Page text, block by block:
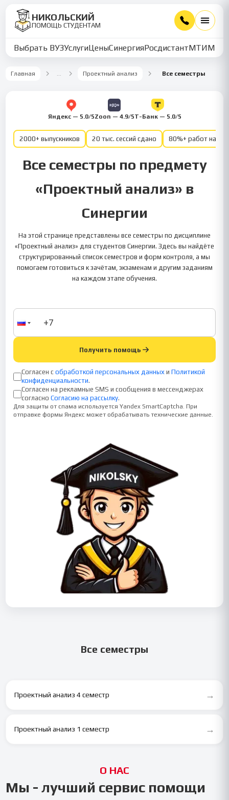
НИКОЛЬСКИЙ
ПОМОЩЬ СТУДЕНТАМ
Выбрать ВУЗУслугиЦеныСинергияРосдистантМТИММУ
Главная … Проектный анализ Все семестры
Яндекс — 5.0/5Zoon — 4.9/5Т-Банк — 5.0/5
2000+ выпускников 20 тыс. сессий сдано 80%+ работ на
Все семестры по предмету
«Проектный анализ» в
Синергии
На этой странице представлены все семестры по дисциплине
«Проектный анализ» для студентов Синергии. Здесь вы найдёте
структурированный список семестров и форм контроля, а мы
помогаем готовиться к зачётам, экзаменам и другим заданиям
на каждом этапе обучения.
Получить помощь
Согласен с обработкой персональных данных и Политикой
конфиденциальности.
Согласен на рекламные SMS и сообщения в мессенджерах
согласно Согласию на рассылку.
Для защиты от спама используется Yandex SmartCaptcha. При
отправке формы Яндекс может обрабатывать технические данные.
Все семестры
Проектный анализ 4 семестр →
Проектный анализ 1 семестр →
О НАС
Мы - лучший сервис помощи